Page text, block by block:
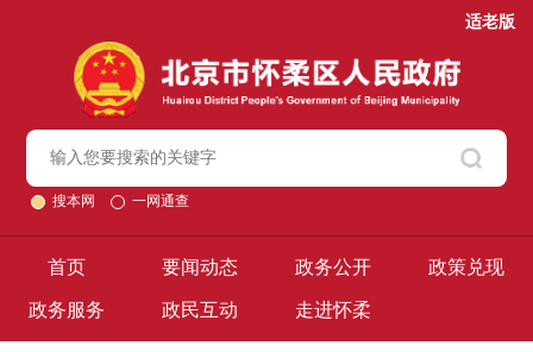
适老版
搜本网 一网通查
首页 要闻动态 政务公开 政策兑现
政务服务 政民互动 走进怀柔